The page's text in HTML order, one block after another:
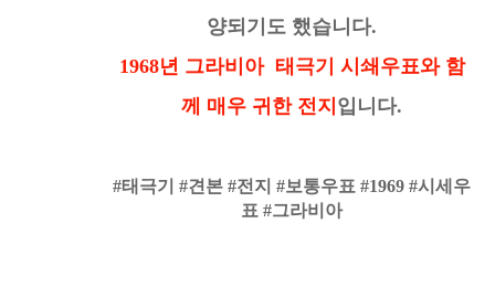
양되기도 했습니다.
1968년 그라비아 태극기 시쇄 우표와 함
께 매우 귀한 전지 입니다.
#태극기 #견본 #전지 #보통우표 #1969 #시세우
표 #그라비아